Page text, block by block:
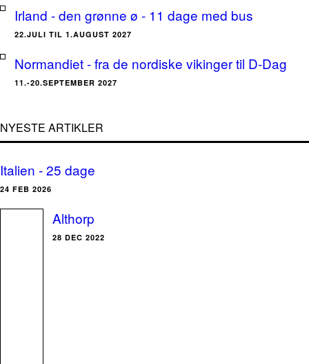
Irland - den grønne ø - 11 dage med bus
22.JULI TIL 1.AUGUST 2027
Normandiet - fra de nordiske vikinger til D-Dag
11.-20.SEPTEMBER 2027
NYESTE ARTIKLER
Italien - 25 dage
24 FEB 2026
Althorp
28 DEC 2022